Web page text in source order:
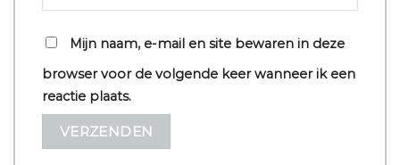
Mijn naam, e-mail en site bewaren in deze
browser voor de volgende keer wanneer ik een
reactie plaats.